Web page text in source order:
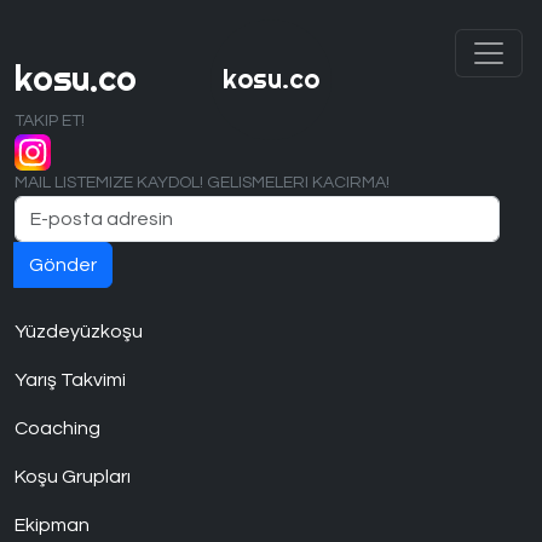
kosu.co
kosu.co
TAKIP ET!
MAIL LISTEMIZE KAYDOL! GELISMELERI KACIRMA!
Yüzdeyüzkoşu
Yarış Takvimi
Coaching
Koşu Grupları
Ekipman